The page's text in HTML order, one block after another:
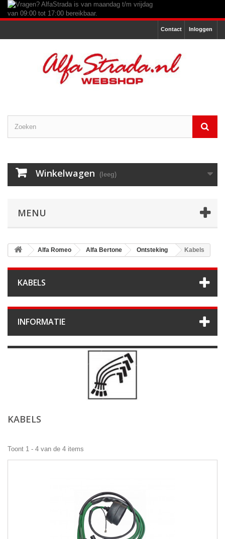
Inloggen
Contact
Winkelwagen (leeg)
MENU
Alfa Romeo Alfa Bertone Ontsteking Kabels
KABELS
INFORMATIE
KABELS
Toont 1 - 4 van de 4 items